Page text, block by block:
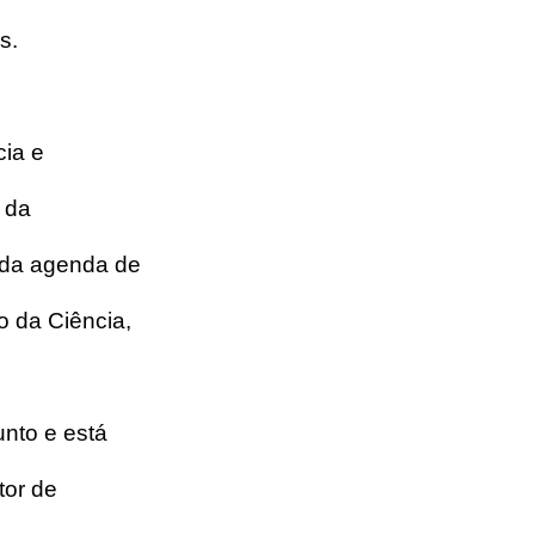
e
agenda de
da Ciência,
e está
de